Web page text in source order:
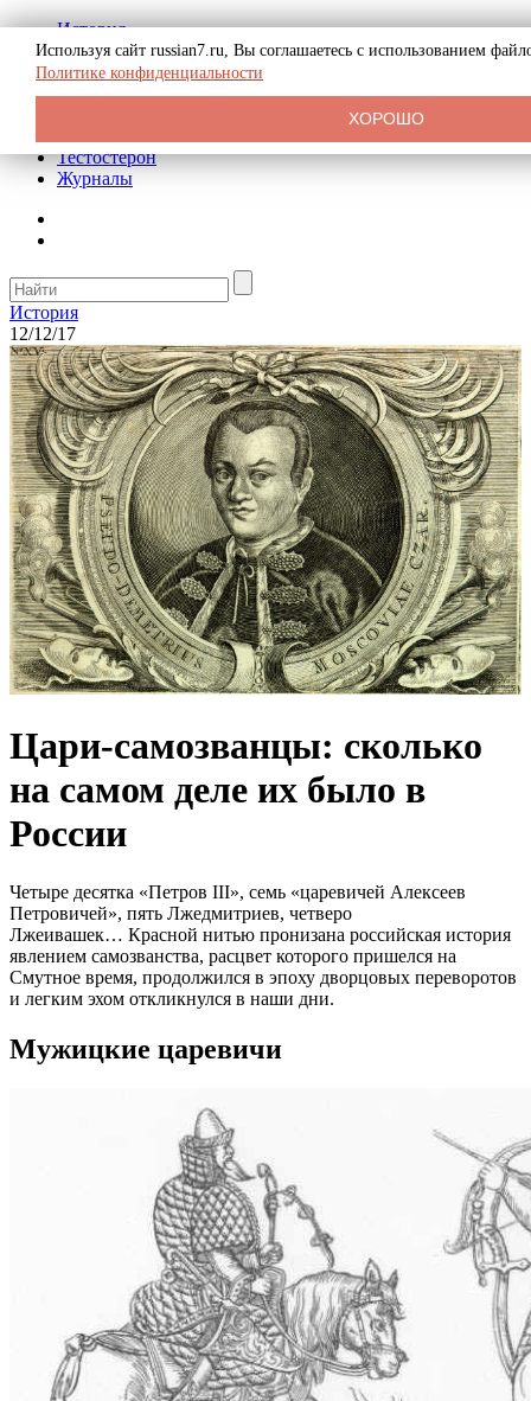
История
Биография
Криминал
Реклама на сайте
Тестостерон
Журналы
История
12/12/17
Цари-самозванцы: сколько
на самом деле их было в
России
Четыре десятка «Петров III», семь «царевичей Алексеев
Петровичей», пять Лжедмитриев, четверо
Лжеивашек… Красной нитью пронизана российская история
явлением самозванства, расцвет которого пришелся на
Смутное время, продолжился в эпоху дворцовых переворотов
и легким эхом откликнулся в наши дни.
Мужицкие царевичи
Используя сайт russian7.ru, Вы соглашаетесь с использованием
Политике конфиденциальности
ХОРОШО